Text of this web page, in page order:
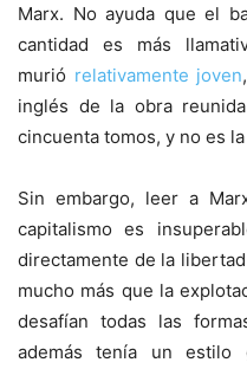
Marx. No ayuda que el
cantidad es más
murió relativamente joven
inglés de la obra
cincuenta tomos, y no es
Sin embargo, leer a
capitalismo es
directamente de la
mucho más que la
desafían todas las
además tenía un estilo